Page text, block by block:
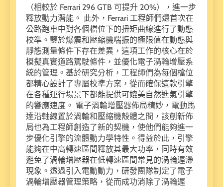
（相較於 Ferrari 296 GTB 可提升 20%），進一步
釋放動力潛能。 此外，Ferrari 工程師們還首次在
公路跑車中對各個檔位下的扭矩曲線進行了動態
校準。鑒於爆震和壓縮機喘振的極限值在動態與
靜態測量條件下存在差異，這項工作的核心在於
模擬真實道路駕駛條件，並優化電子渦輪增壓系
統的管理。基於研究分析，工程師們為每個檔位
都精心設計了專屬校準方案，從而確保這款引擎
在各種運行場景下都能提供可媲美自然進氣引擎
的響應速度。 電子渦輪增壓器佈局精妙，電動馬
達沿軸線置於渦輪和壓縮機殼體之間，該創新佈
局也為工程師創造了新的契機，使他們能夠進一
步優化引擎的流體動力學特性。得益於此，引擎
能夠在中高轉速區間釋放其最大功率，同時有效
避免了渦輪增壓器在低轉速區間常見的渦輪遲滯
現象。透過引入電動動力，研發團隊制定了電子
渦輪增壓器管理策略，從而成功消除了渦輪遲